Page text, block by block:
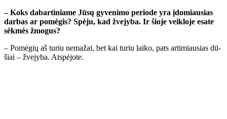
– Koks da­bar­ti­nia­me Jū­sų gy­ve­ni­mo pe­ri­ode yra įdo­miau­sias
dar­bas ar po­mė­gis? Spė­ju, kad žve­jy­ba. Ir šio­je veik­lo­je esa­te
sėk­mės žmo­gus?
– Po­mė­gių aš tu­riu ne­ma­žai, bet kai tu­riu lai­ko, pats ar­ti­miau­sias dū­
šiai – žve­jy­ba. At­spė­jo­te.